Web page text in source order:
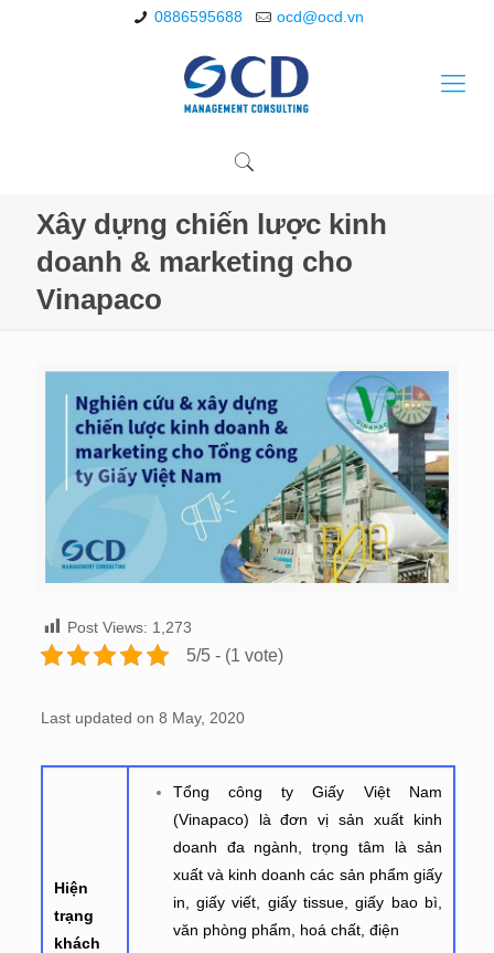
0886595688 ocd@ocd.vn
Xây dựng chiến lược kinh
doanh & marketing cho
Vinapaco
Post Views: 1,273
5/5 - (1 vote)
Last updated on 8 May, 2020
Hiện
trạng
khách
Tổng công ty Giấy Việt Nam
(Vinapaco) là đơn vị sản xuất kinh
doanh đa ngành, trọng tâm là sản
xuất và kinh doanh các sản phẩm giấy
in, giấy viết, giấy tissue, giấy bao bì,
văn phòng phẩm, hoá chất, điện